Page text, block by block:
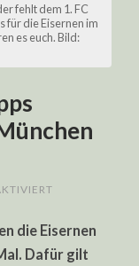
fehlt dem 1. FC
für die Eisernen im
es euch. Bild:
WETT-
PROGNOSE:
die Eisernen
Dafür gilt